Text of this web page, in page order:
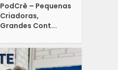
PodCrê – Pequenas
Criadoras,
Grandes Cont...